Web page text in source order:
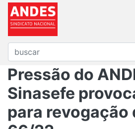
Pressão do
Sinasefe
para revogação